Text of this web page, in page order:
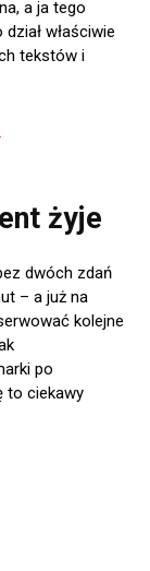
a ja tego
właściwie
tekstów i
żyje
dwóch zdań
– a już na
kolejne
po
to ciekawy